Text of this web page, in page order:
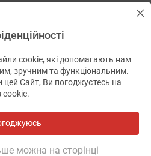
ПРОКОНСУЛЬТУЙТЕСЬ
Код ЄДРПОУ 43631965.
відповідальності
система АПТЕКА911.ЮА
cookie, які допомагають нам
зручним та функціональним.
Сайт, Ви погоджуєтесь на
cookie.
можна на сторінці
✕